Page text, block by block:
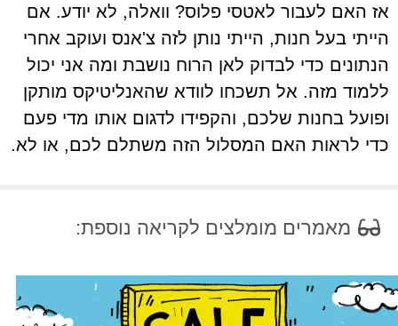
אז האם לעבור לאטסי פלוס? וואלה, לא יודע. אם
הייתי בעל חנות, הייתי נותן לזה צ'אנס ועוקב אחרי
הנתונים כדי לבדוק לאן הרוח נושבת ומה אני יכול
ללמוד מזה. אל תשכחו לוודא שהאנליטיקס מותקן
ופועל בחנות שלכם, והקפידו לדגום אותו מדי פעם
כדי לראות האם המסלול הזה משתלם לכם, או לא.
מאמרים מומלצים לקריאה נוספת: